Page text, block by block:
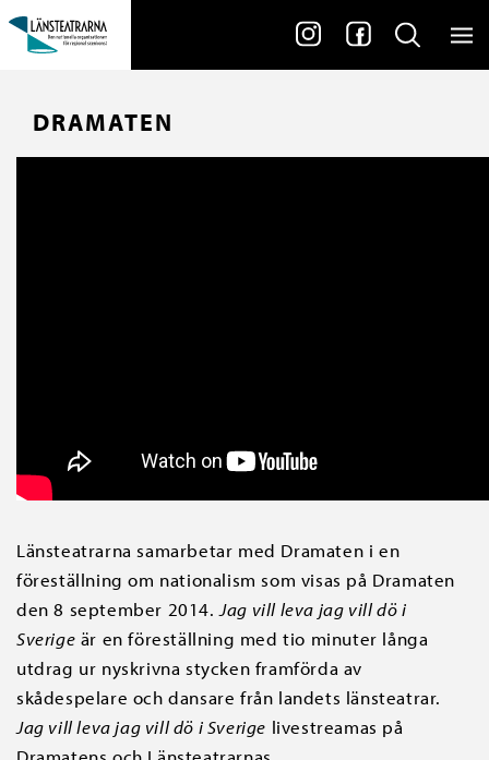
DRAMATEN
Länsteatrarna samarbetar med Dramaten i en
föreställning om nationalism som visas på Dramaten
den 8 september 2014.Jag vill leva jag vill dö i
Sverige är en föreställning med tio minuter långa
utdrag ur nyskrivna stycken framförda av
skådespelare och dansare från landets länsteatrar.
Jag vill leva jag vill dö i Sverige livestreamas på